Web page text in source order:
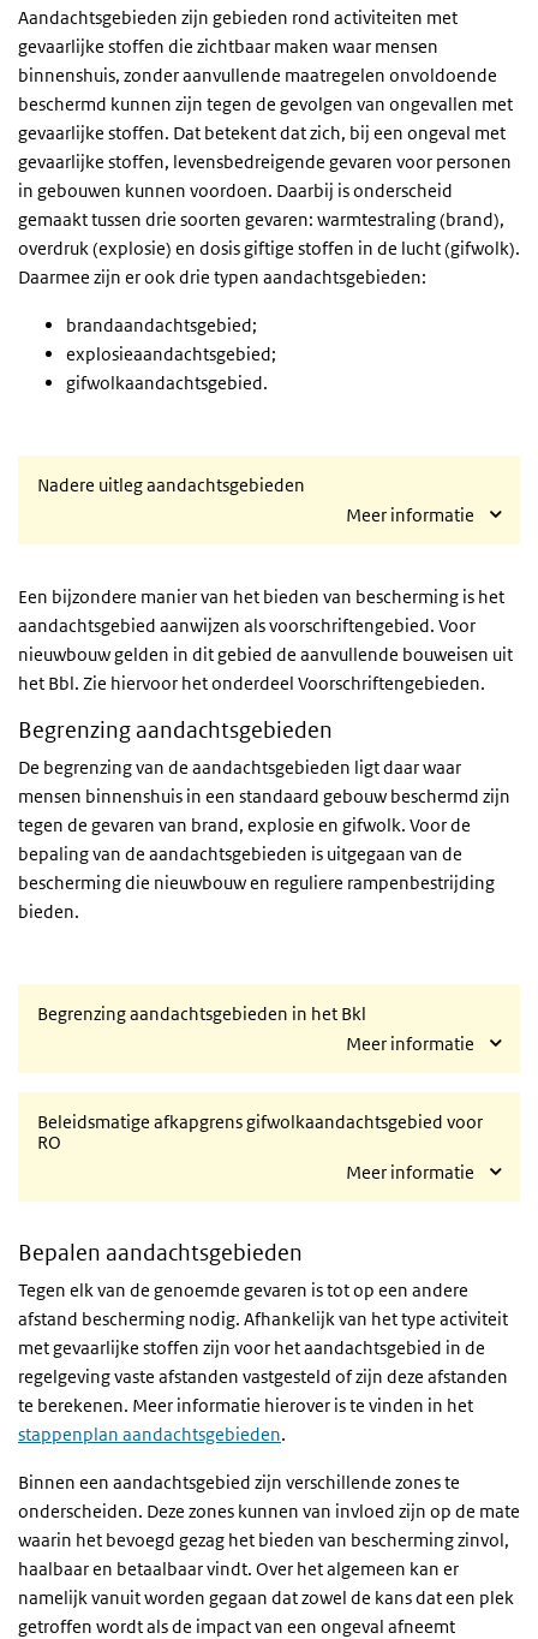
Aandachtsgebieden zijn gebieden rond activiteiten met
gevaarlijke stoffen die zichtbaar maken waar mensen
binnenshuis, zonder aanvullende maatregelen onvoldoende
beschermd kunnen zijn tegen de gevolgen van ongevallen met
gevaarlijke stoffen. Dat betekent dat zich, bij een ongeval met
gevaarlijke stoffen, levensbedreigende gevaren voor personen
in gebouwen kunnen voordoen. Daarbij is onderscheid
gemaakt tussen drie soorten gevaren: warmtestraling (brand),
overdruk (explosie) en dosis giftige stoffen in de lucht (gifwolk).
Daarmee zijn er ook drie typen aandachtsgebieden:
brandaandachtsgebied;
explosieaandachtsgebied;
gifwolkaandachtsgebied.
Nadere uitleg aandachtsgebieden
Meer informatie
Een bijzondere manier van het bieden van bescherming is het
aandachtsgebied aanwijzen als voorschriftengebied. Voor
nieuwbouw gelden in dit gebied de aanvullende bouweisen uit
het Bbl. Zie hiervoor het onderdeel Voorschriftengebieden.
Begrenzing aandachtsgebieden
De begrenzing van de aandachtsgebieden ligt daar waar
mensen binnenshuis in een standaard gebouw beschermd zijn
tegen de gevaren van brand, explosie en gifwolk. Voor de
bepaling van de aandachtsgebieden is uitgegaan van de
bescherming die nieuwbouw en reguliere rampenbestrijding
bieden.
Begrenzing aandachtsgebieden in het Bkl
Meer informatie
Beleidsmatige afkapgrens gifwolkaandachtsgebied voor
RO
Meer informatie
Bepalen aandachtsgebieden
Tegen elk van de genoemde gevaren is tot op een andere
afstand bescherming nodig. Afhankelijk van het type activiteit
met gevaarlijke stoffen zijn voor het aandachtsgebied in de
regelgeving vaste afstanden vastgesteld of zijn deze afstanden
te berekenen. Meer informatie hierover is te vinden in het
stappenplan aandachtsgebieden.
Binnen een aandachtsgebied zijn verschillende zones te
onderscheiden. Deze zones kunnen van invloed zijn op de mate
waarin het bevoegd gezag het bieden van bescherming zinvol,
haalbaar en betaalbaar vindt. Over het algemeen kan er
namelijk vanuit worden gegaan dat zowel de kans dat een plek
getroffen wordt als de impact van een ongeval afneemt